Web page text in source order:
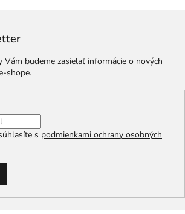
budeme zasielať informácie o nových
shope.
s podmienkami ochrany osobných